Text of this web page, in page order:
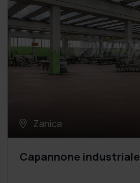
Zanica
Capannone industriale